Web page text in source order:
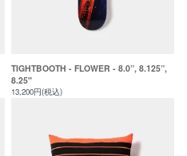
TIGHTBOOTH - FLOWER - 8.0”, 8.125”,
8.25"
13,200円(税込)